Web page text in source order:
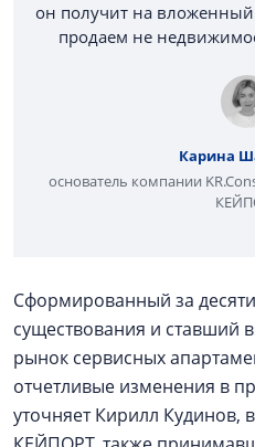
он получит на
продаем не
Карина
основатель компании
Сформированный за
существования и ставший
рынок сервисных
отчетливые изменения в
уточняет Кирилл Кудинов,